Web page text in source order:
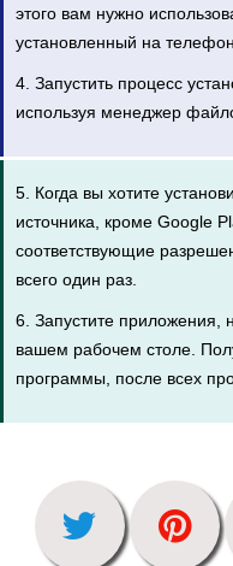
этого вам нужно
установленный на
4. Запустить процесс
используя менеджер
5. Когда вы хотите
источника, кроме Google
соответствующие
всего один раз.
6. Запустите приложения,
вашем рабочем столе.
программы, после всех